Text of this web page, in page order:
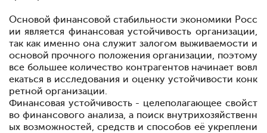
Основой финансовой стабильности экономики Росс
ии является финансоваяустойчивость организации,
так как именно она служит залогом выживаемости и
основой прочного положенияорганизации, поэтому
все большее количество контрагентов начинает вовл
екаться в исследования и оценку устойчивости конк
ретной организации.
Финансовая устойчивость - целеполагающее свойст
во финансового анализа, а поиск внутрихозяйственн
ых возможностей, средств и способов её укреплени